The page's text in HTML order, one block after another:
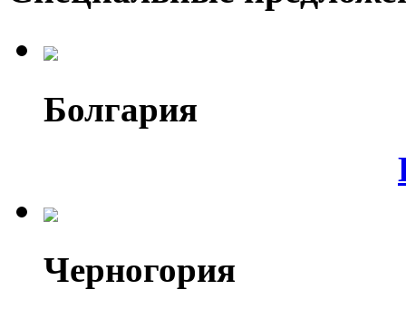
Болгария
Черногория